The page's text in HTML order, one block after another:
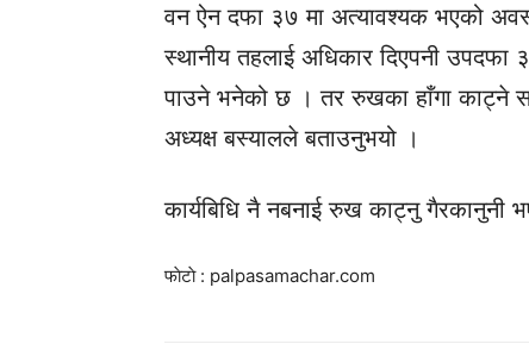
वन ऐन दफा ३७ मा अत्यावश्यक भएको
स्थानीय तहलाई अधिकार दिएपनी उपदफा
पाउने भनेको छ । तर रुखका हाँगा काट्ने
अध्यक्ष बस्यालले बताउनुभयो ।
कार्यबिधि नै नबनाई रुख काट्नु गैरकानुनी
फाेटाे : palpasamachar.com